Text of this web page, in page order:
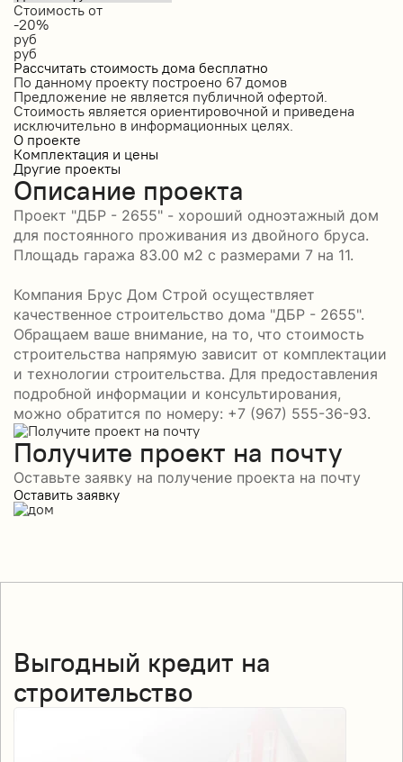
Стоимость от
-20%
руб
руб
Рассчитать стоимость дома бесплатно
По данному проекту построено 67 домов
Предложение не является публичной офертой.
Стоимость является ориентировочной и приведена
исключительно в информационных целях.
О проекте
Комплектация и цены
Другие проекты
Описание проекта
Проект "ДБР - 2655" - хороший одноэтажный дом
для постоянного проживания из двойного бруса.
Площадь гаража 83.00 м2 с размерами 7 на 11.
Компания Брус Дом Строй осуществляет
качественное строительство дома "ДБР - 2655".
Обращаем ваше внимание, на то, что стоимость
строительства напрямую зависит от комплектации
и технологии строительства. Для предоставления
подробной информации и консультирования,
можно обратится по номеру: +7 (967) 555-36-93.
Получите проект на почту
Оставьте заявку на получение проекта на почту
Оставить заявку
Выгодный кредит на
строительство